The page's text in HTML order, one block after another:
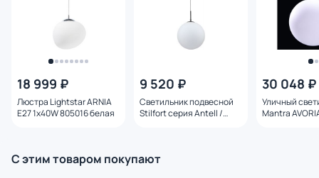
18 999 ₽
Люстра Lightstar ARNIA
E27 1х40W 805016 белая
9 520 ₽
Светильник подвесной
Stilfort серия Antell /
30 048 ₽
Уличный
Mantra
С этим товаром покупают